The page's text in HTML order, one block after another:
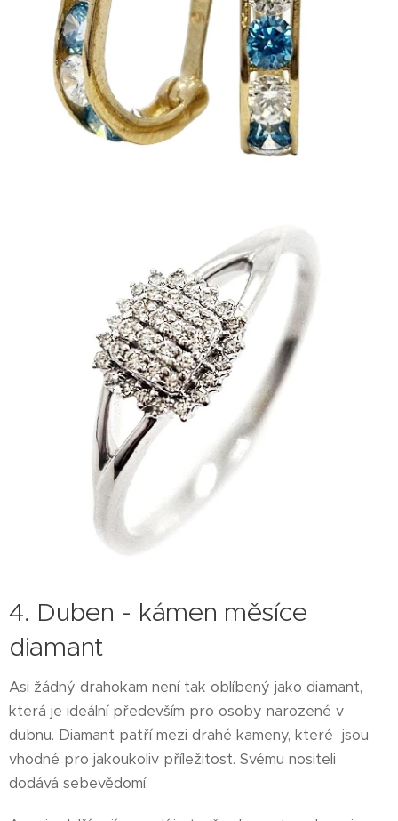
4. Duben - kámen měsíce
diamant
Asi žádný drahokam není tak oblíbený jako diamant,
která je ideální především pro osoby narozené v
dubnu. Diamant patří mezi drahé kameny, které jsou
vhodné pro jakoukoliv příležitost. Svému nositeli
dodává sebevědomí.